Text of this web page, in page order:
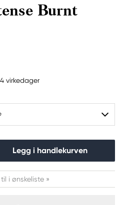
Burnt
virkedager
Legg i handlekurven
i ønskeliste »